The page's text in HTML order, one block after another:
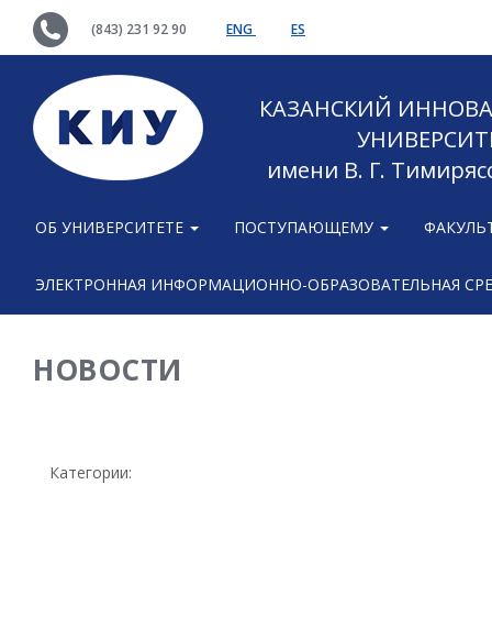
(843) 231 92 90 ENG ES
КАЗАНСКИЙ
имени В. Г.
ОБ УНИВЕРСИТЕТЕ ПОСТУПАЮЩЕМУ
ЭЛЕКТРОННАЯ ИНФОРМАЦИОННО-ОБРАЗОВАТЕЛЬНАЯ
НОВОСТИ
Категории: